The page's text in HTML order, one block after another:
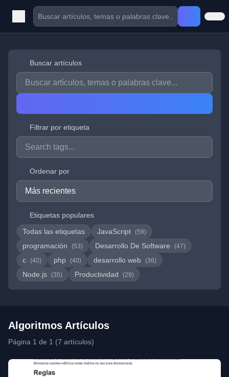
Buscar artículos
Filtrar por etiqueta
Ordenar por
Etiquetas populares
Todas las etiquetas
JavaScript (59)
programación (53) Desarrollo De Software (47)
c (40) php (40) desarrollo web (36)
Node.js (35) Productividad (29)
Algoritmos Artículos
Página 1 de 1 (7 artículos)